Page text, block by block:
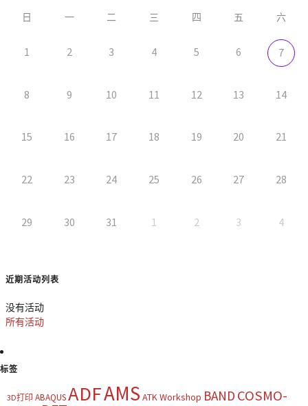
日 一 二 三 四 五 六
1 2 3 4 5 6 7
8 9 10 11 12 13 14
15 16 17 18 19 20 21
22 23 24 25 26 27 28
29 30 31 1 2 3 4
近期活动列表
没有活动
所有活动
标签
3D打印 ABAQUSADFAMS ATK Workshop BAND COSMO-